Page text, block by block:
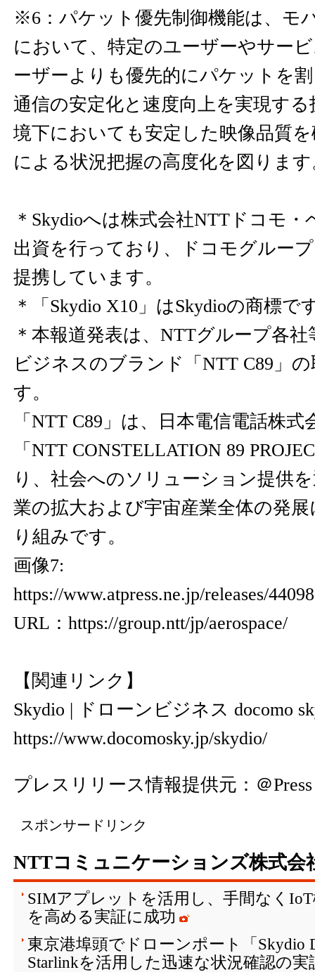
※6：パケット優先制御機能は、モ
において、特定のユーザーやサー
ーザーよりも優先的にパケットを
通信の安定化と速度向上を実現す
境下においても安定した映像品質
による状況把握の高度化を図りま
＊Skydioへは株式会社NTTドコモ
出資を行っており、ドコモグルー
提携しています。
＊「Skydio X10」はSkydioの商標で
＊本報道発表は、NTTグループ各
ビジネスのブランド「NTT C89」
す。
「NTT C89」は、日本電信電話株
「NTT CONSTELLATION 89
り、社会へのソリューション提供
業の拡大および宇宙産業全体の発
り組みです。
画像7:
https://www.atpress.ne.jp/releases/
URL： https://group.ntt/jp/aerospace/
【関連リンク】
Skydio | ドローンビジネス docomo
https://www.docomosky.jp/skydio/
プレスリリース情報提供元： ＠Press
スポンサードリンク
NTTコミュニケーションズ株式会
SIMアプレットを活用し、手間なく
を高める実証に成功
東京港埠頭でドローンポート「Skydio
Starlinkを活用した迅速な状況確認の実